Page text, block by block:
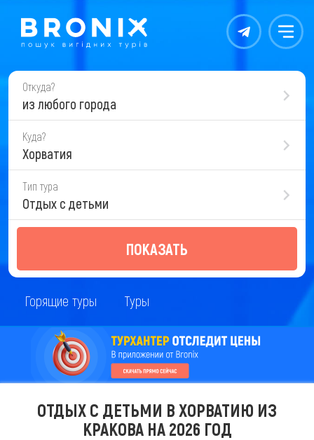
Контакты Меню
Откуда?
из любого города
Куда?
Хорватия
Тип тура
Отдых с детьми
ПОКАЗАТЬ
Горящие туры Туры
ОТДЫХ С ДЕТЬМИ В ХОРВАТИЮ ИЗ
КРАКОВА НА 2026 ГОД